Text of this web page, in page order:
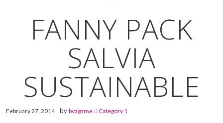
FANNY PACK
SALVIA
SUSTAINABLE
February 27, 2014 by bvzgame Category 1